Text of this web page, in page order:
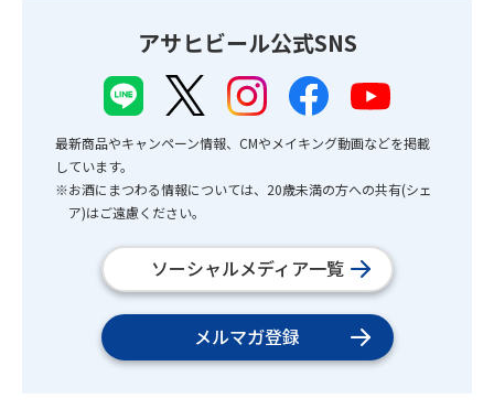
アサヒビール公式SNS
最新商品やキャンペーン情報、CMやメイキング動画などを掲載
しています。
※お酒にまつわる情報については、20歳未満の方への共有(シェ
ア)はご遠慮ください。
ソーシャルメディア一覧
メルマガ登録